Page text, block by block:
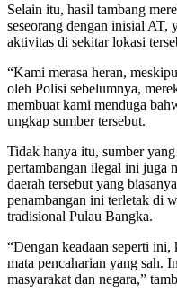
Selain itu, hasil tambang
seseorang dengan inisial
aktivitas di sekitar lokasi
“Kami merasa heran,
oleh Polisi sebelumnya,
membuat kami menduga
ungkap sumber tersebut.
Tidak hanya itu, sumber
pertambangan ilegal ini juga
daerah tersebut yang
penambangan ini terletak di
tradisional Pulau Bangka.
“Dengan keadaan seperti ini,
mata pencaharian yang sah.
masyarakat dan negara,”